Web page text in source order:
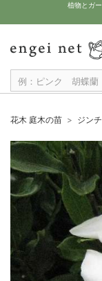
植物とガ
花木 庭木の苗 ジン